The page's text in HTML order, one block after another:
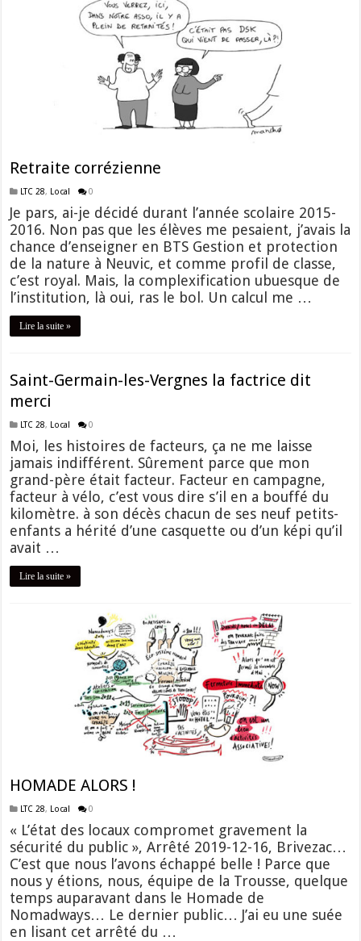
Retraite corrézienne
LTC 28, Local 0
Je pars, ai-je décidé durant l’année scolaire 2015-
2016. Non pas que les élèves me pesaient, j’avais la
chance d’enseigner en BTS Gestion et protection
de la nature à Neuvic, et comme profil de classe,
c’est royal. Mais, la complexification ubuesque de
l’institution, là oui, ras le bol. Un calcul me …
Lire la suite »
Saint-Germain-les-Vergnes la factrice dit
merci
LTC 28, Local 0
Moi, les histoires de facteurs, ça ne me laisse
jamais indifférent. Sûrement parce que mon
grand-père était facteur. Facteur en campagne,
facteur à vélo, c’est vous dire s’il en a bouffé du
kilomètre. à son décès chacun de ses neuf petits-
enfants a hérité d’une casquette ou d’un képi qu’il
avait …
Lire la suite »
HOMADE ALORS !
LTC 28, Local 0
« L’état des locaux compromet gravement la
sécurité du public », Arrêté 2019-12-16, Brivezac…
C’est que nous l’avons échappé belle ! Parce que
nous y étions, nous, équipe de la Trousse, quelque
temps auparavant dans le Homade de
Nomadways… Le dernier public… J’ai eu une suée
en lisant cet arrêté du …